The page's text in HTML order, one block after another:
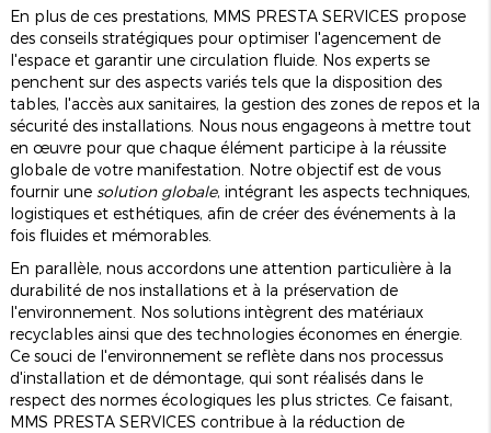
En plus de ces prestations, MMS PRESTA SERVICES propose
des conseils stratégiques pour optimiser l'agencement de
l'espace et garantir une circulation fluide. Nos experts se
penchent sur des aspects variés tels que la disposition des
tables, l'accès aux sanitaires, la gestion des zones de repos et la
sécurité des installations. Nous nous engageons à mettre tout
en œuvre pour que chaque élément participe à la réussite
globale de votre manifestation. Notre objectif est de vous
fournir une solution globale, intégrant les aspects techniques,
logistiques et esthétiques, afin de créer des événements à la
fois fluides et mémorables.
En parallèle, nous accordons une attention particulière à la
durabilité de nos installations et à la préservation de
l'environnement. Nos solutions intègrent des matériaux
recyclables ainsi que des technologies économes en énergie.
Ce souci de l'environnement se reflète dans nos processus
d'installation et de démontage, qui sont réalisés dans le
respect des normes écologiques les plus strictes. Ce faisant,
MMS PRESTA SERVICES contribue à la réduction de